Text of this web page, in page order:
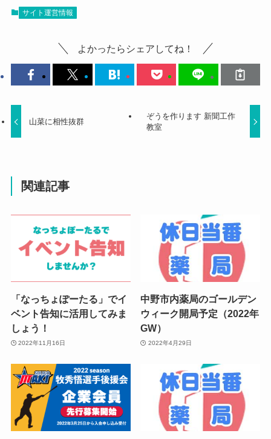
サイト運営情報
よかったらシェアしてね！
山菜に相性抜群
ぞうを作ります 新聞工作
教室
関連記事
「なっちょぽーたる」でイ
ベント告知に活用してみま
しょう！
2022年11月16日
中野市内薬局のゴールデン
ウィーク開局予定（2022年
GW）
2022年4月29日